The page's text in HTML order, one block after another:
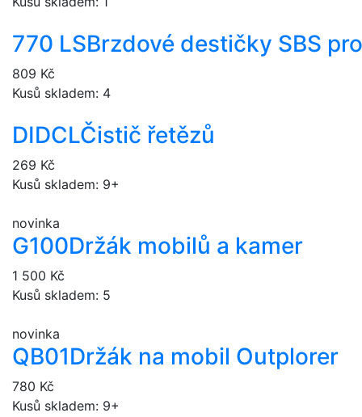
770 LSBrzdové destičky SBS
809 Kč
Kusů skladem: 4
DIDCLČistič řetězů
269 Kč
Kusů skladem: 9+
novinka
G100Držák mobilů a kamer
1 500 Kč
Kusů skladem: 5
novinka
QB01Držák na mobil Outplorer
780 Kč
Kusů skladem: 9+